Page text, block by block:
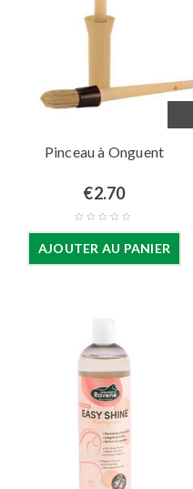
Pinceau à Onguent
€2.70
AJOUTER AU PANIER